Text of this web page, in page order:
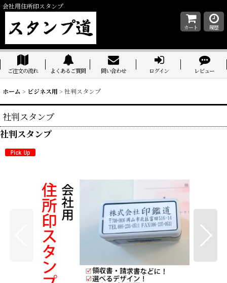
会社用住所印スタンプ
カート 履歴
ご注文の流れ よくあるご質問 問い合わせ ログイン レビュー
ホーム > ビジネス用 > 社判スタンプ
社判スタンプ
社判スタンプ